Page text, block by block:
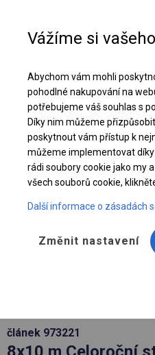
Stáhněte si nabídku
článek 973221
Vážíme si
Abychom vám mohli
pohodlné nakupování na
potřebujeme váš souhlas s
Díky nim můžeme
poskytnout vám přístup k
můžeme implementovat
rádi soubory cookie jako my
všech souborů cookie,
Další informace o zásadách
Změnit nastavení